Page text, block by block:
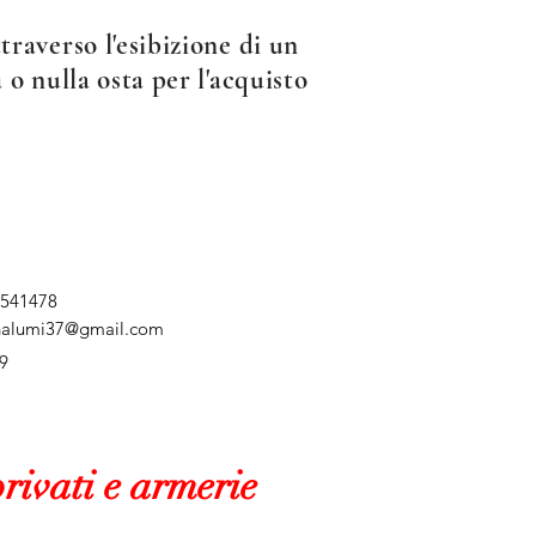
l'esibizione di un
nulla osta per l'acquisto
e armerie